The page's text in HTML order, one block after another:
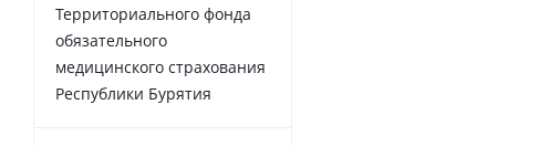
Территориального фонда
обязательного
медицинского страхования
Республики Бурятия